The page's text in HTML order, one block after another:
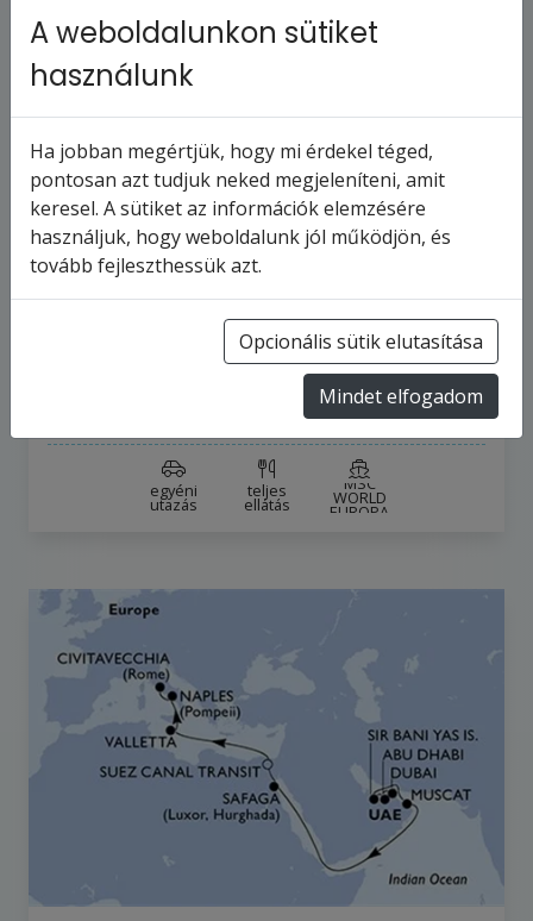
MSC WORLD EUROPA - Egyesült Arab
Emirátusok, Omán, Egyiptom, Málta,
Egyesült Arab Emirátusok
2028.4.1-tól2028.4.22-ig
717 025 Ft-tól
egyéni
utazás
teljes
ellátás
MSC
WORLD
EUROPA
A weboldalunkon sütiket
használunk
Ha jobban megértjük, hogy mi érdekel téged,
pontosan azt tudjuk neked megjeleníteni, amit
keresel. A sütiket az információk elemzésére
használjuk, hogy weboldalunk jól működjön, és
tovább fejleszthessük azt.
Opcionális sütik elutasítása
Mindet elfogadom